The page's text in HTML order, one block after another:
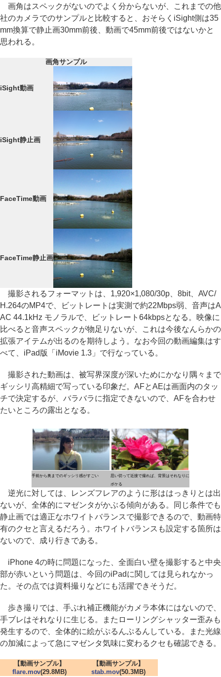
画角はスペックがないのでよく分からないが、これまでの他
社のカメラでのサンプルと比較すると、おそらくiSight側は35
mm換算で静止画30mm前後、動画で45mm前後ではないかと
思われる。
画角サンプル
iSight動画
iSight静止画
FaceTime動画
FaceTime静止画
撮影されるフォーマットは、1,920×1,080/30p、8bit、AVC/
H.264のMP4で、ビットレートは実測で約22Mbps弱、音声はA
AC 44.1kHz モノラルで、ビットレート64kbpsとなる。映像に
比べると音声スペックが物足りないが、これは今後なんらかの
拡張アイテムが出るのを期待しよう。なお今回の動画編集はす
べて、iPad版「iMovie 1.3」で行なっている。
撮影された動画は、被写界深度が深いためにかなり隅々まで
ギッシリ高精細で写っている印象だ。AFとAEは画面内のタッ
チで決定するが、バラバラに指定できないので、AFを合わせ
たいところの露出となる。
手前から奥までのギッシリ感がすごい
思い切って近接で撮れば、背景はそれなりに
ボケる
逆光に対しては、レンズフレアのように形ははっきりとは出
ないが、全体的にマゼンタがかぶる傾向がある。同じ条件でも
静止画では適正なホワイトバランスで撮影できるので、動画特
有のクセと言えるだろう。ホワイトバランスも設定する箇所は
ないので、成り行きである。
iPhone 4の時に問題になった、全面白い壁を撮影すると中央
部が赤いという問題は、今回のiPadに関しては見られなかっ
た。その点では資料撮りなどにも活躍できそうだ。
歩き撮りでは、手ぶれ補正機能がカメラ本体にはないので、
手ブレはそれなりに生じる。またローリングシャッター歪みも
発生するので、全体的に絵がぷるんぷるんしている。また光線
の加減によって急にマゼンタ気味に変わるクセも確認できる。
【動画サンプル】
flare.mov(29.8MB)
【動画サンプル】
stab.mov(50.3MB)